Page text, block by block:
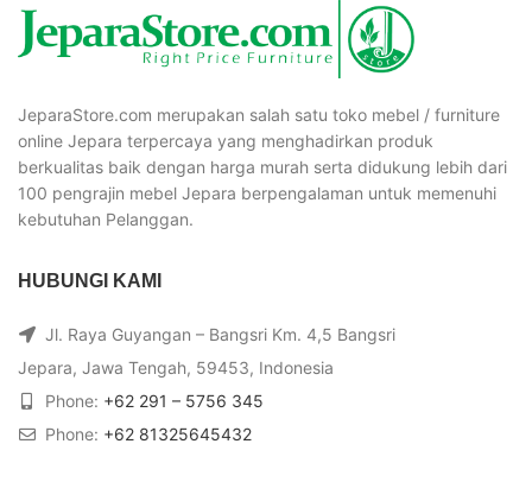
JeparaStore.com merupakan salah satu toko mebel / furniture
online Jepara terpercaya yang menghadirkan produk
berkualitas baik dengan harga murah serta didukung lebih dari
100 pengrajin mebel Jepara berpengalaman untuk memenuhi
kebutuhan Pelanggan.
HUBUNGI KAMI
Jl. Raya Guyangan – Bangsri Km. 4,5 Bangsri
Jepara, Jawa Tengah, 59453, Indonesia
Phone: +62 291 – 5756 345
Phone: +62 81325645432